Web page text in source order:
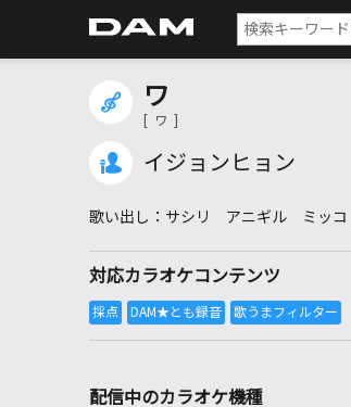
ワ
[ ワ ]
イジョンヒョン
サシリ アニギル ミッ
対応カラオケコンテンツ
配信中のカラオケ機種